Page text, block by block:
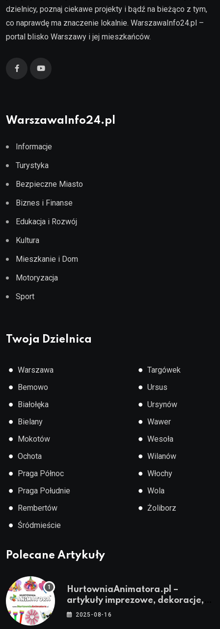
dzielnicy, poznaj ciekawe projekty i bądź na bieżąco z tym,
co naprawdę ma znaczenie lokalnie. WarszawaInfo24.pl –
portal blisko Warszawy i jej mieszkańców.
WarszawaInfo24.pl
Informacje
Turystyka
Bezpieczne Miasto
Biznes i Finanse
Edukacja i Rozwój
Kultura
Mieszkanie i Dom
Motoryzacja
Sport
Twoja Dzielnica
● Warszawa
● Bemowo
● Białołęka
● Bielany
● Mokotów
● Ochota
● Praga Północ
● Praga Południe
● Rembertów
● Śródmieście
● Targówek
● Ursus
● Ursynów
● Wawer
● Wesoła
● Wilanów
● Włochy
● Wola
● Żoliborz
Polecane Artykuły
HurtowniaAnimatora.pl –
artykuły imprezowe, dekoracje,
stroje i akcesoria dla animatorów
2025-08-16